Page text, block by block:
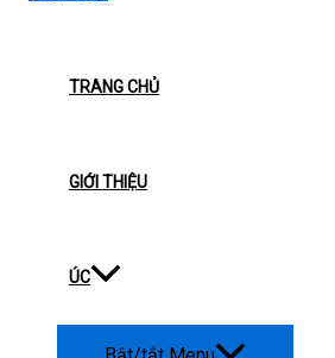
TRANG CHỦ
GIỚI THIỆU
ÚC